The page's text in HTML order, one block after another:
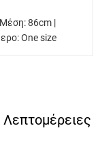
Μέση: 86cm |
One size